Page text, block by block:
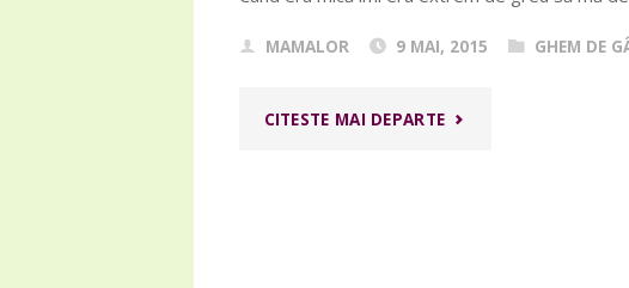
MAMALOR 9 MAI, 2015 GHEM DE
CITESTE MAI DEPARTE"CU